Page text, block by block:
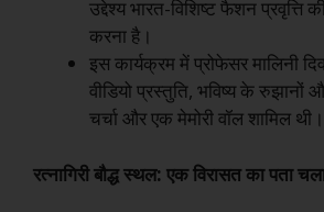
उद्देश्य भारत-विशिष्ट फैशन प्रवृत्ति
करना है।
इस कार्यक्रम में प्रोफेसर मालिनी
वीडियो प्रस्तुति, भविष्य के रुझानों
चर्चा और एक मेमोरी वॉल शामिल थी।
रत्नागिरी बौद्ध स्थल: एक विरासत का पता